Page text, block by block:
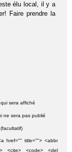
élu local, il y a
Faire prendre la
sera affiché
ne sera pas publié
href="" title=""> <abbr
<cite> <code> <del